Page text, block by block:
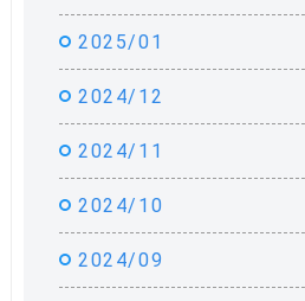
2025/01
2024/12
2024/11
2024/10
2024/09